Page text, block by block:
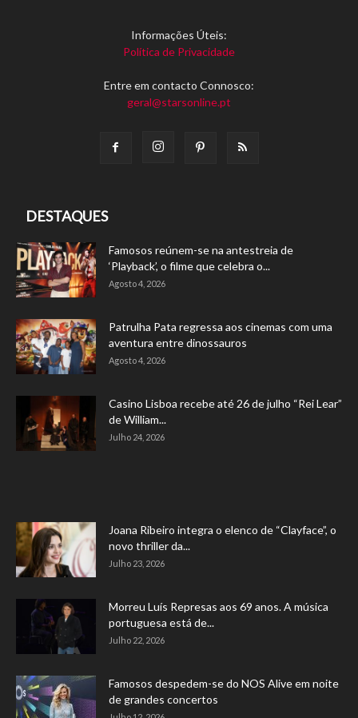
Informações Úteis:
Política de Privacidade
Entre em contacto Connosco:
geral@starsonline.pt
DESTAQUES
Famosos reúnem-se na antestreia de
‘Playback’, o filme que celebra o...
Agosto 4, 2026
Patrulha Pata regressa aos cinemas com uma
aventura entre dinossauros
Agosto 4, 2026
Casino Lisboa recebe até 26 de julho “Rei Lear”
de William...
Julho 24, 2026
Joana Ribeiro integra o elenco de “Clayface”, o
novo thriller da...
Julho 23, 2026
Morreu Luís Represas aos 69 anos. A música
portuguesa está de...
Julho 22, 2026
Famosos despedem-se do NOS Alive em noite
de grandes concertos